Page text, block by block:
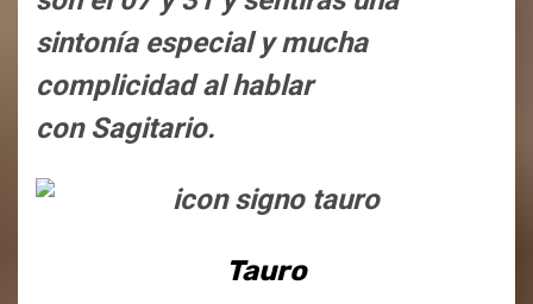
sintonía especial y mucha
complicidad al hablar
con Sagitario.
Tauro